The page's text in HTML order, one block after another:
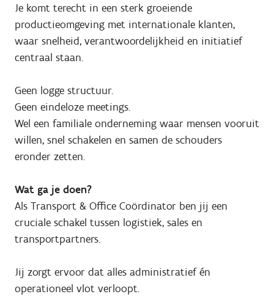
Je komt terecht in een sterk groeiende
productieomgeving met internationale klanten,
waar snelheid, verantwoordelijkheid en initiatief
centraal staan.
Geen logge structuur.
Geen eindeloze meetings.
Wel een familiale onderneming waar mensen vooruit
willen, snel schakelen en samen de schouders
eronder zetten.
Wat ga je doen?
Als Transport & Office Coördinator ben jij een
cruciale schakel tussen logistiek, sales en
transportpartners.
Jij zorgt ervoor dat alles administratief én
operationeel vlot verloopt.